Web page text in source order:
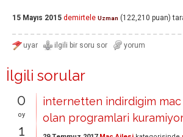
15 Mayıs 2015 demirtele Uzman (122,210 puan)
İlgili sorular
0
oy
1
internetten indirdigim mac
olan programlari